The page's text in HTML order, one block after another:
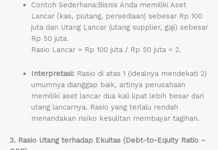
Contoh Sederhana:Bisnis Anda memiliki Aset
Lancar (kas, piutang, persediaan) sebesar Rp 100
juta dan Utang Lancar (utang supplier, gaji) sebesar
Rp 50 juta.
Rasio Lancar = Rp 100 juta / Rp 50 juta = 2.
Interpretasi:Rasio di atas 1 (idealnya mendekati 2)
umumnya dianggap baik, artinya perusahaan
memiliki aset lancar dua kali lipat lebih besar dari
utang lancarnya. Rasio yang terlalu rendah
menandakan risiko kesulitan membayar tagihan.
3. Rasio Utang terhadap Ekuitas (Debt-to-Equity Ratio –